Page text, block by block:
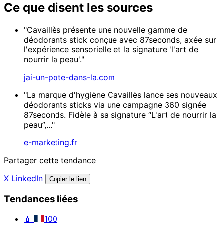
Ce que disent les sources
"Cavaillès présente une nouvelle gamme de
déodorants stick conçue avec 87seconds, axée sur
l'expérience sensorielle et la signature 'l'art de
nourrir la peau'."
jai-un-pote-dans-la.com
"La marque d'hygiène Cavaillès lance ses nouveaux
déodorants sticks via une campagne 360 signée
87seconds. Fidèle à sa signature “L'art de nourrir la
peau”,..."
e-marketing.fr
Partager cette tendance
X LinkedIn Copier le lien
Tendances liées
💄
100